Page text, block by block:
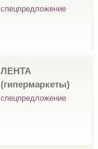
спецпредложение
ЛЕНТА
(гипермаркеты)
спецпредложение